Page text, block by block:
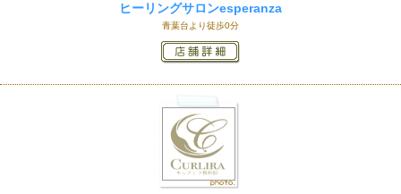
ヒーリングサロンesperanza
青葉台より徒歩0分